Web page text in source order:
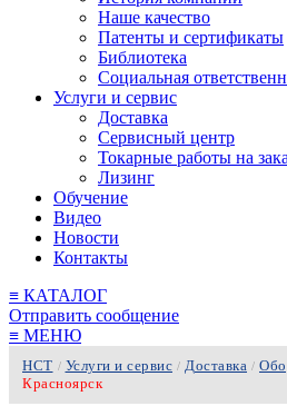
Наше качество
Патенты и сертификаты
Библиотека
Социальная
Услуги и сервис
Доставка
Сервисный центр
Токарные работы на
Лизинг
Обучение
Видео
Новости
Контакты
≡ КАТАЛОГ
Отправить сообщение
≡ МЕНЮ
НСТ / Услуги и сервис / Доставка /
Красноярск